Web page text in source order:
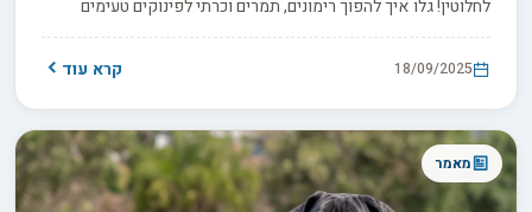
לחלוטין! גלו איך להפוך רימונים, תמרים וכרתי לפינוקים טעימים
שיגרמו לכלב שלכם ללקק את השפתיים - ולכם להרגיש שהכל
חוגגים יחד.
18/09/2025 קרא עוד
מאמר